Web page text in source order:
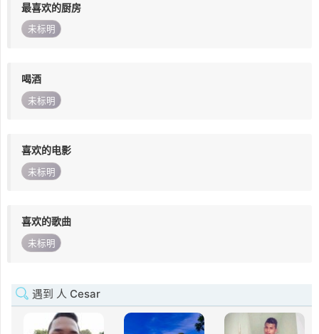
最喜欢的厨房
未标明
喝酒
未标明
喜欢的电影
未标明
喜欢的歌曲
未标明
遇到 人 Cesar